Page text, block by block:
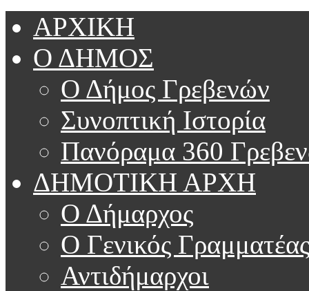
ΑΡΧΙΚΗ
Ο ΔΗΜΟΣ
Ο Δήμος Γρεβενών
Συνοπτική Ιστορία
Πανόραμα 360
ΔΗΜΟΤΙΚΗ ΑΡΧΗ
Ο Δήμαρχος
Ο Γενικός Γραμματέας
Αντιδήμαρχοι